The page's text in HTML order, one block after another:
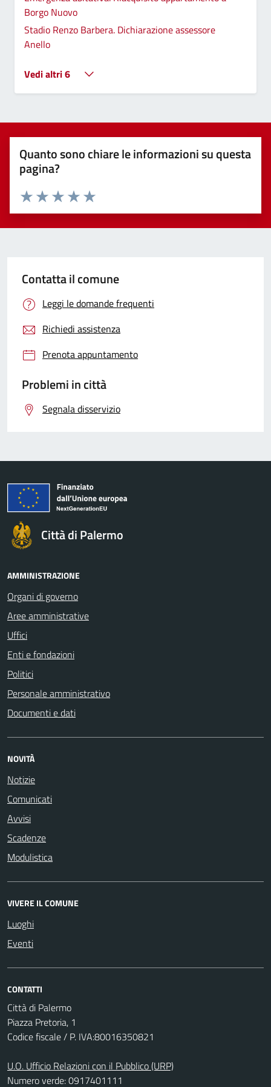
Borgo Nuovo
Stadio Renzo Barbera. Dichiarazione assessore
Anello
Vedi altri 6
Quanto sono chiare le informazioni su questa
pagina?
Valuta 5 stelle su 5
Valuta 4 stelle su 5
Valuta 3 stelle su 5
Valuta 2 stelle su 5
Valuta 1 stelle su 5
Contatta il comune
Leggi le domande frequenti
Richiedi assistenza
Prenota appuntamento
Problemi in città
Segnala disservizio
Città di Palermo
AMMINISTRAZIONE
Organi di governo
Aree amministrative
Uffici
Enti e fondazioni
Politici
Personale amministrativo
Documenti e dati
NOVITÀ
Notizie
Comunicati
Avvisi
Scadenze
Modulistica
VIVERE IL COMUNE
Luoghi
Eventi
CONTATTI
Città di Palermo
Piazza Pretoria, 1
Codice fiscale / P. IVA:80016350821
U.O. Ufficio Relazioni con il Pubblico (URP)
Numero verde: 0917401111